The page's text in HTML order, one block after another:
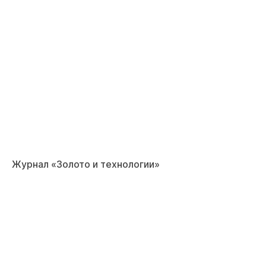
Журнал «Золото и технологии»